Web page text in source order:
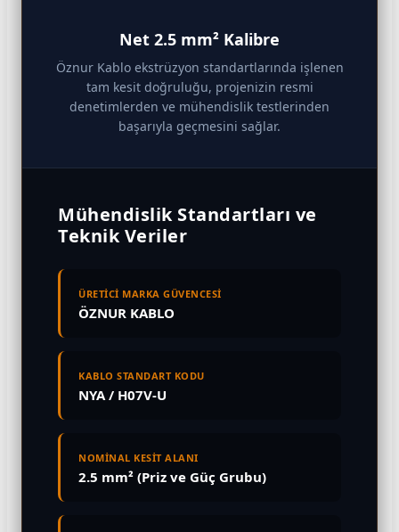
Net 2.5 mm² Kalibre
Öznur Kablo ekstrüzyon standartlarında işlenen
tam kesit doğruluğu, projenizin resmi
denetimlerden ve mühendislik testlerinden
başarıyla geçmesini sağlar.
Mühendislik Standartları ve
Teknik Veriler
ÜRETİCİ MARKA GÜVENCESİ
ÖZNUR KABLO
KABLO STANDART KODU
NYA / H07V-U
NOMİNAL KESİT ALANI
2.5 mm² (Priz ve Güç Grubu)